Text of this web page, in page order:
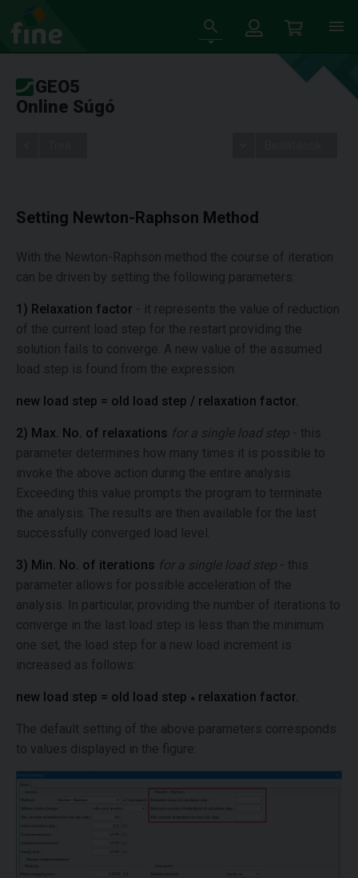
GEO5
Online Súgó
Setting Newton-Raphson Method
With the Newton-Raphson method the course of iteration
can be driven by setting the following parameters:
1) Relaxation factor - it represents the value of reduction
of the current load step for the restart providing the
solution fails to converge. A new value of the assumed
load step is found from the expression:
new load step = old load step / relaxation factor.
2) Max. No. of relaxations for a single load step - this
parameter determines how many times it is possible to
invoke the above action during the entire analysis.
Exceeding this value prompts the program to terminate
the analysis. The results are then available for the last
successfully converged load level.
3) Min. No. of iterations for a single load step - this
parameter allows for possible acceleration of the
analysis. In particular, providing the number of iterations to
converge in the last load step is less than the minimum
one set, the load step for a new load increment is
increased as follows:
new load step = old load step * relaxation factor.
The default setting of the above parameters corresponds
to values displayed in the figure: